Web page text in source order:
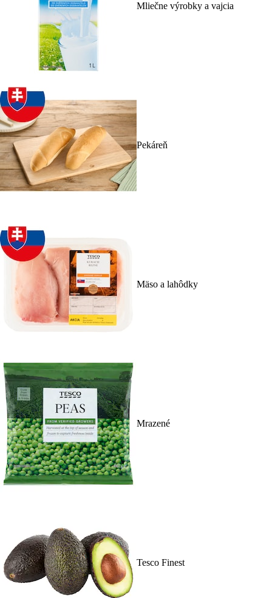
Mliečne výrobky a vajcia
Pekáreň
Mäso a lahôdky
Mrazené
Tesco Finest